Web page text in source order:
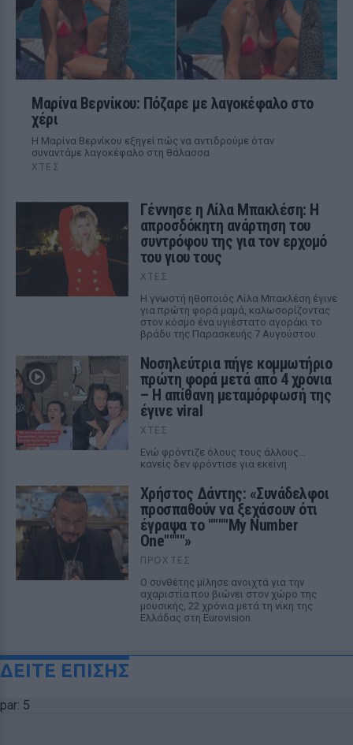
Μαρίνα Βερνίκου: Πόζαρε με λαγοκέφαλο στο
χέρι
Η Μαρίνα Βερνίκου εξηγεί πώς να αντιδρούμε όταν
συναντάμε λαγοκέφαλο στη θάλασσα
ΧΤΕΣ
Γέννησε η Λίλα Μπακλέση: Η
απροσδόκητη ανάρτηση του
συντρόφου της για τον ερχομό
του γιου τους
ΧΤΕΣ
Η γνωστή ηθοποιός Λίλα Μπακλέση έγινε
για πρώτη φορά μαμά, καλωσορίζοντας
στον κόσμο ένα υγιέστατο αγοράκι το
βράδυ της Παρασκευής 7 Αυγούστου.
Νοσηλεύτρια πήγε κομμωτήριο
πρώτη φορά μετά από 4 χρόνια
– Η απίθανη μεταμόρφωσή της
έγινε viral
ΧΤΕΣ
Ενώ φρόντιζε όλους τους άλλους...
κανείς δεν φρόντισε για εκείνη
Χρήστος Δάντης: «Συνάδελφοι
προσπαθούν να ξεχάσουν ότι
έγραψα το """"My Number
One""""»
ΠΡΟΧΤΈΣ
Ο συνθέτης μίλησε ανοιχτά για την
αχαριστία που βιώνει στον χώρο της
μουσικής, 22 χρόνια μετά τη νίκη της
Ελλάδας στη Eurovision.
ΔΕΙΤΕ ΕΠΙΣΗΣ
par: 5